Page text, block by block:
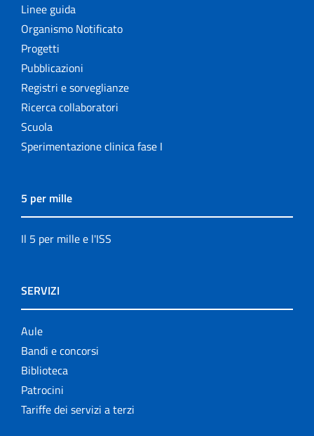
Linee guida
Organismo Notificato
Progetti
Pubblicazioni
Registri e sorveglianze
Ricerca collaboratori
Scuola
Sperimentazione clinica fase I
5 per mille
Il 5 per mille e l'ISS
SERVIZI
Aule
Bandi e concorsi
Biblioteca
Patrocini
Tariffe dei servizi a terzi